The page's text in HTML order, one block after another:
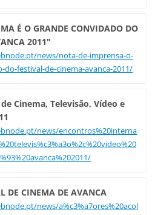
É O GRANDE CONVIDADO DO
2011"
news/nota-de-imprensa-o-
festival-de-cinema-avanca-2011/
Cinema, Televisão, Vídeo e
news/encontros%20interna
DE CINEMA DE AVANCA
news/a%c3%a7ores%20acol